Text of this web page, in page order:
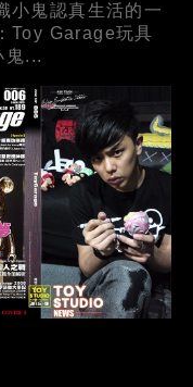
小鬼認真生活的一
Toy Garage玩具
鬼...